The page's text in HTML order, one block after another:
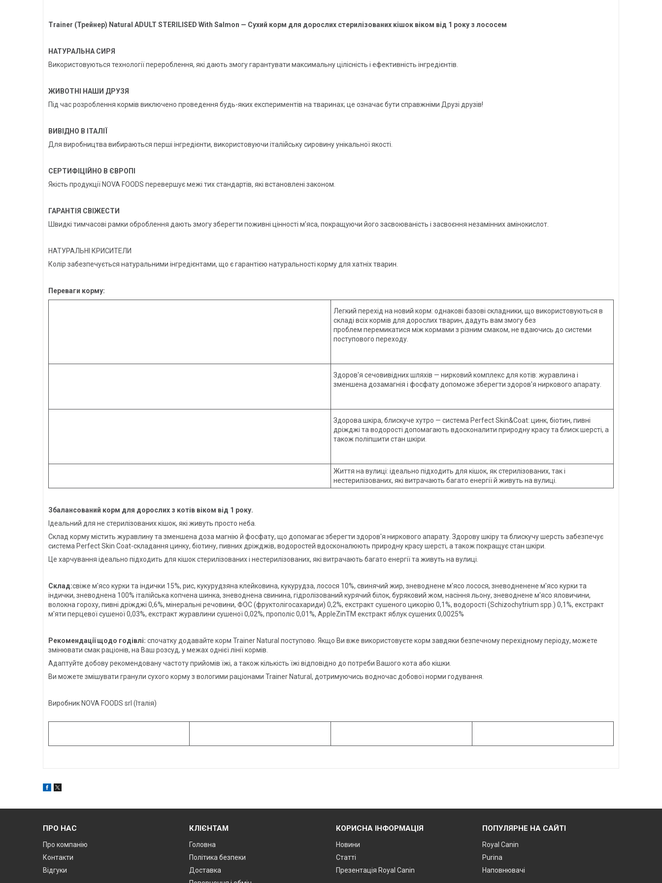
Trainer (Трейнер) Natural ADULT STERILISED With Salmon — Сухий корм для дорослих стерилізованих кішок віком від 1 року з лососем
НАТУРАЛЬНА СИРЯ
Використовуються технології перероблення, які дають змогу гарантувати максимальну цілісність і ефективність інгредієнтів.
ЖИВОТНІ НАШИ ДРУЗЯ
Під час розроблення кормів виключено проведення будь-яких експериментів на тваринах; це означає бути справжніми Друзі друзів!
ВИВІДНО В ІТАЛІЇ
Для виробництва вибираються перші інгредієнти, використовуючи італійську сировину унікальної якості.
СЕРТИФІЦІЙНО В ЄВРОПІ
Якість продукції NOVA FOODS перевершує межі тих стандартів, які встановлені законом.
ГАРАНТІЯ СВІЖЕСТИ
Швидкі тимчасові рамки оброблення дають змогу зберегти поживні цінності м'яса, покращуючи його засвоюваність і засвоєння незамінних амінокислот.
НАТУРАЛЬНІ КРИСИТЕЛИ
Колір забезпечується натуральними інгредієнтами, що є гарантією натуральності корму для хатніх тварин.
Переваги корму:
Легкий перехід на новий корм: однакові базові складники, що використовуються в
складі всіх кормів для дорослих тварин, дадуть вам змогу без
проблем перемикатися між кормами з різним смаком, не вдаючись до системи
поступового переходу.
Здоров'я сечовивідних шляхів — нирковий комплекс для котів: журавлина і
зменшена дозамагнія і фосфату допоможе зберегти здоров'я ниркового апарату.
Здорова шкіра, блискуче хутро — система Perfect Skin&Coat: цинк, біотин, пивні
дріжджі та водорості допомагають вдосконалити природну красу та блиск шерсті, а
також поліпшити стан шкіри.
Життя на вулиці: ідеально підходить для кішок, як стерилізованих, так і
нестерилізованих, які витрачають багато енергії й живуть на вулиці.
Збалансований корм для дорослих з котів віком від 1 року.
Ідеальний для не стерилізованих кішок, які живуть просто неба.
Склад корму містить журавлину та зменшена доза магнію й фосфату, що допомагає зберегти здоров'я ниркового апарату. Здорову шкіру та блискучу шерсть забезпечує
система Perfect Skin Coat-складання цинку, біотину, пивних дріжджів, водоростей вдосконалюють природну красу шерсті, а також покращує стан шкіри.
Це харчування ідеально підходить для кішок стерилізованих і нестерилізованих, які витрачають багато енергії та живуть на вулиці.
Склад:свіже м'ясо курки та індички 15%, рис, кукурудзяна клейковина, кукурудза, лосося 10%, свинячий жир, зневоднене м'ясо лосося, зневодненене м'ясо курки та
індички, зневоднена 100% італійська копчена шинка, зневоднена свинина, гідролізований курячий білок, буряковий жом, насіння льону, зневоднене м'ясо яловичини,
волокна гороху, пивні дріжджі 0,6%, мінеральні речовини, ФОС (фруктолігосахариди) 0,2%, екстракт сушеного цикорію 0,1%, водорості (Schizochytrium spp.) 0,1%, екстракт
м'яти перцевої сушеної 0,03%, екстракт журавлини сушеної 0,02%, прополіс 0,01%, AppleZinTM екстракт яблук сушених 0,0025%
Рекомендації щодо годівлі: спочатку додавайте корм Trainer Natural поступово. Якщо Ви вже використовуєте корм завдяки безпечному перехідному періоду, можете
змінювати смак раціонів, на Ваш розсуд, у межах однієї лінії кормів.
Адаптуйте добову рекомендовану частоту прийомів їжі, а також кількість їжі відповідно до потреби Вашого кота або кішки.
Ви можете змішувати гранули сухого корму з вологими раціонами Trainer Natural, дотримуючись водночас добової норми годування.
Виробник NOVA FOODS srl (Італія)
ПРО НАС
Про компанію
Контакти
Відгуки
КЛІЄНТАМ
Головна
Політика безпеки
Доставка
КОРИСНА ІНФОРМАЦІЯ
Новини
Статті
Презентація Royal Canin
ПОПУЛЯРНЕ НА САЙТІ
Royal Canin
Purina
Наповнювачі